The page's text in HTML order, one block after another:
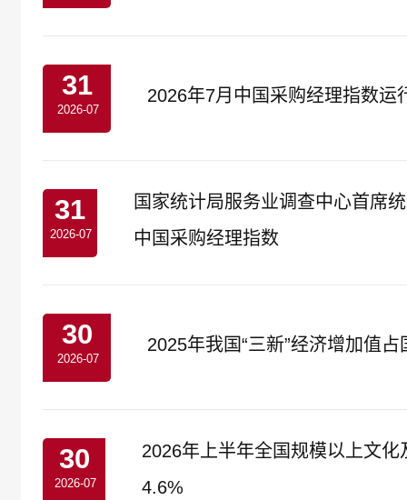
31
2026-07
2026年7月中国采购经理指数运
31
2026-07
国家统计局服务业调查中心首席
中国采购经理指数
30
2026-07
2025年我国“三新”经济增加值
30
2026-07
2026年上半年全国规模以上文
4.6%